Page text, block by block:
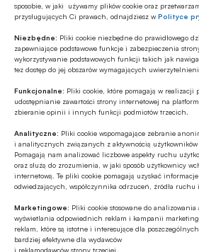
sposobie, w jaki używamy plików cookie oraz
przysługujących Ci prawach, odnajdziesz wPolityce
Niezbędne: Pliki cookie niezbędne do prawidłowego
zapewniające podstawowe funkcje i zabezpieczenia
wykorzystywanie podstawowych funkcji takich jak
tez dostęp do jej obszarów wymagających
Funkcjonalne: Pliki cookie, które pomagają w
udostępnianie zawartości strony internetowej na
zbieranie opinii i innych funkcji podmiotów trzecich.
Analityczne: Pliki cookie wspomagające zebranie
i analitycznych związanych z aktywnością
Pomagają nam analizować liczbowe aspekty ruchu
oraz służą do zrozumienia, w jaki sposób użytkownicy
internetową. Te pliki cookie pomagają uzyskać
odwiedzających, współczynnika odrzuceń, źródła ruchu
Marketingowe: Pliki cookie stosowane do
wyświetlania odpowiednich reklam i kampanii
reklam, które są istotne i interesujące dla
bardziej efektywne dla wydawców
i reklamodawców strony trzeciej.
Polecamy
MULTIMEDIA
Mikrofirmy
finansowania, ale
ESG
Zielone remonty
segmentem rynku
bankowego?
Z RYNKU
PKO BP o nowych
ustawowych w